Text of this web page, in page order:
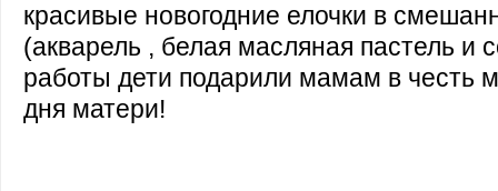
красивые новогодние елочки в
(акварель , белая масляная пастель и
работы дети подарили мамам в честь
дня матери!